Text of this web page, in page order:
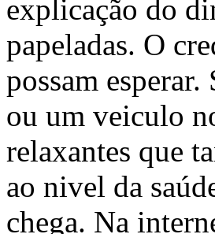
explicação do
papeladas. O
possam
ou um veiculo
relaxantes que
ao nivel da
chega. Na